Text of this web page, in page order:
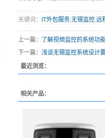
关键词： IT外包服务,无锡监控,远
上一篇：
了解视频监控的系统功
下一篇： 浅谈无锡监控系统设计
最近浏览：
相关产品：